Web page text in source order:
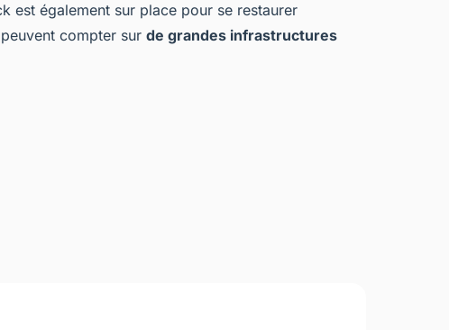
est également sur place pour se restaurer
compter sur de grandes infrastructures